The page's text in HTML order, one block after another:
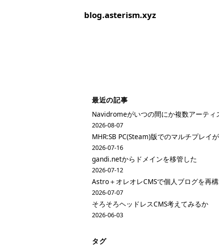
blog.asterism.xyz
最近の記事
Navidromeがいつの間にか複数アーティ
2026-08-07
MHR:SB PC(Steam)版でのマルチプレイ
2026-07-16
gandi.netからドメインを移管した
2026-07-12
Astro＋オレオレCMSで個人ブログを再
2026-07-07
そろそろヘッドレスCMS考えてみるか
2026-06-03
タグ